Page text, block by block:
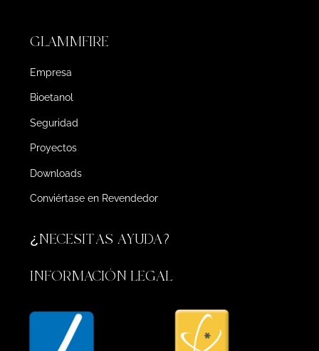
GLAMMFIRE
Empresa
Bioetanol
Seguridad
Proyectos
Downloads
Conviértase en Revendedor
¿NECESITAS AYUDA?
INFORMACIÓN LEGAL